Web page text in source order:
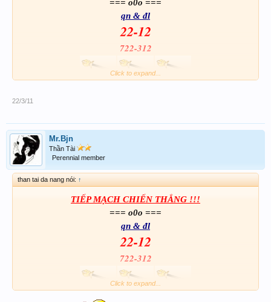
=== o0o ===
qn & đl
22-12
722-312
Thân chúc Ace Fr ai ai cũng THẮNG LỢI !
được 12 còn lời
Click to expand...
22/3/11
Mr.Bjn
Thần Tài
Perennial member
than tai da nang nói: ↑
TIẾP MẠCH CHIẾN THẮNG !!!
=== o0o ===
qn & đl
22-12
722-312
Click to expand...